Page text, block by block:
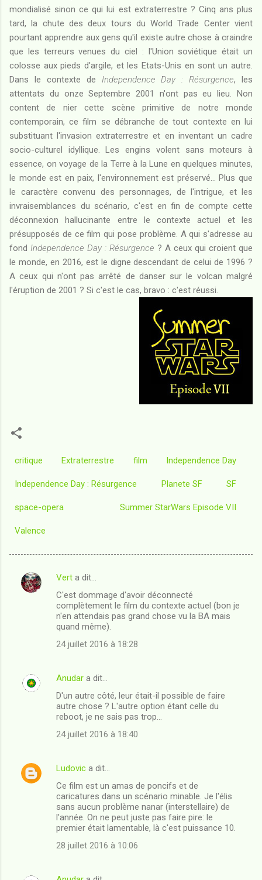
mondialisé sinon ce qui lui est extraterrestre ? Cinq ans plus
tard, la chute des deux tours du World Trade Center vient
pourtant apprendre aux gens qu'il existe autre chose à craindre
que les terreurs venues du ciel : l'Union soviétique était un
colosse aux pieds d'argile, et les Etats-Unis en sont un autre.
Dans le contexte de Independence Day : Résurgence, les
attentats du onze Septembre 2001 n'ont pas eu lieu. Non
content de nier cette scène primitive de notre monde
contemporain, ce film se débranche de tout contexte en lui
substituant l'invasion extraterrestre et en inventant un cadre
socio-culturel idyllique. Les engins volent sans moteurs à
essence, on voyage de la Terre à la Lune en quelques minutes,
le monde est en paix, l'environnement est préservé... Plus que
le caractère convenu des personnages, de l'intrigue, et les
invraisemblances du scénario, c'est en fin de compte cette
déconnexion hallucinante entre le contexte actuel et les
présupposés de ce film qui pose problème. A qui s'adresse au
fond Independence Day : Résurgence ? A ceux qui croient que
le monde, en 2016, est le digne descendant de celui de 1996 ?
A ceux qui n'ont pas arrêté de danser sur le volcan malgré
l'éruption de 2001 ? Si c'est le cas, bravo : c'est réussi.
critique Extraterrestre film Independence Day
Independence Day : Résurgence Planete SF SF
space-opera Summer StarWars Episode VII
Valence
C
t
s
Vert a dit…
C'est dommage d'avoir déconnecté
complètement le film du contexte actuel (bon je
n'en attendais pas grand chose vu la BA mais
quand même).
24 juillet 2016 à 18:28
Anudar a dit…
D'un autre côté, leur était-il possible de faire
autre chose ? L'autre option étant celle du
reboot, je ne sais pas trop...
24 juillet 2016 à 18:40
Ludovic a dit…
Ce film est un amas de poncifs et de
caricatures dans un scénario minable. Je l'élis
sans aucun problème nanar (interstellaire) de
l'année. On ne peut juste pas faire pire: le
premier était lamentable, là c'est puissance 10.
28 juillet 2016 à 10:06